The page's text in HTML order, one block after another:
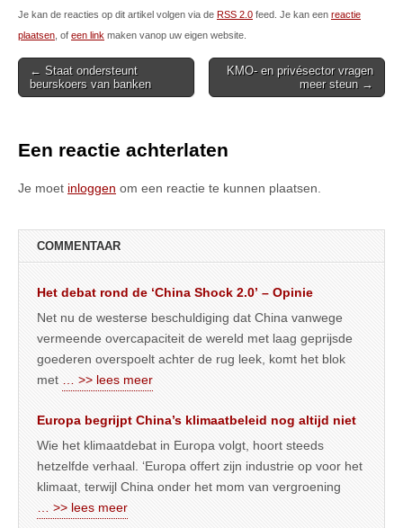
Je kan de reacties op dit artikel volgen via de RSS 2.0 feed. Je kan een reactie
plaatsen , of een link maken vanop uw eigen website.
Post
navigation
← Staat ondersteunt
beurskoers van banken
KMO- en privésector vragen
meer steun →
Een reactie achterlaten
Je moet inloggen om een reactie te kunnen plaatsen.
COMMENTAAR
Het debat rond de ‘China Shock 2.0’ – Opinie
Net nu de westerse beschuldiging dat China vanwege
vermeende overcapaciteit de wereld met laag geprijsde
goederen overspoelt achter de rug leek, komt het blok
met
… >> lees meer
Europa begrijpt China’s klimaatbeleid nog altijd niet
Wie het klimaatdebat in Europa volgt, hoort steeds
hetzelfde verhaal. ‘Europa offert zijn industrie op voor het
klimaat, terwijl China onder het mom van vergroening
… >> lees meer